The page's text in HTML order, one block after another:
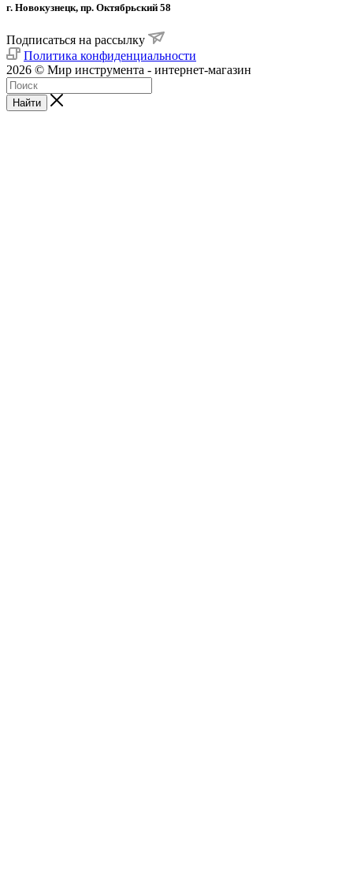
г. Новокузнецк, пр. Октябрьский 58
Подписаться на рассылку
Политика конфиденциальности
2026 © Мир инструмента - интернет-магазин
Найти